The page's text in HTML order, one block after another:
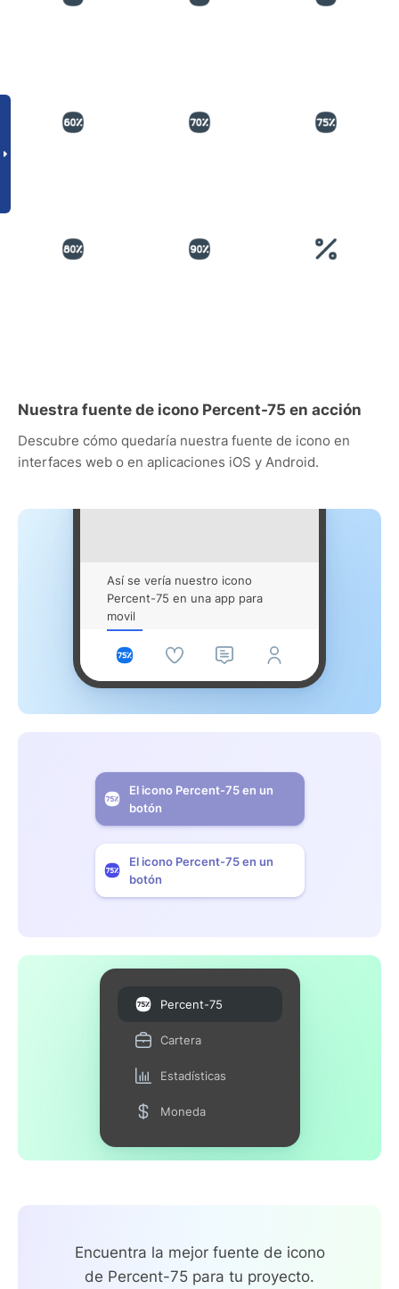
Nuestra fuente de icono Percent-75 en acción
Descubre cómo quedaría nuestra fuente de icono en
interfaces web o en aplicaciones iOS y Android.
Así se vería nuestro icono
Percent-75 en una app para
movil
El icono Percent-75 en un
botón
El icono Percent-75 en un
botón
Percent-75
Cartera
Estadísticas
Moneda
Encuentra la mejor fuente de icono
de Percent-75 para tu proyecto.